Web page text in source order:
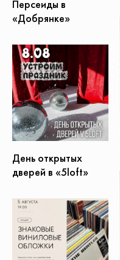
Персеиды в
«Добрянке»
День открытых
дверей в «5loft»